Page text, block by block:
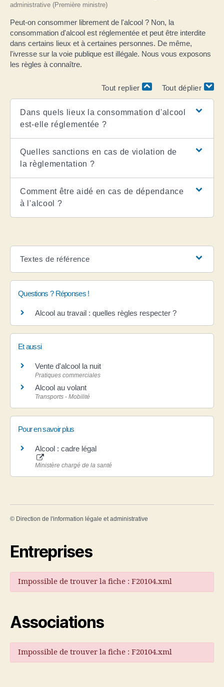
administrative (Première ministre)
Peut-on consommer librement de l'alcool ? Non, la
consommation d'alcool est réglementée et peut être interdite
dans certains lieux et à certaines personnes. De même,
l'ivresse sur la voie publique est illégale. Nous vous exposons
les règles à connaître.
Tout replier Tout déplier
Dans quels lieux la consommation d'alcool
est-elle réglementée ?
Quelles sanctions en cas de violation de
la règlementation ?
Comment être aidé en cas de dépendance
à l'alcool ?
Textes de référence
Questions ? Réponses !
Alcool au travail : quelles règles respecter ?
Et aussi
Vente d'alcool la nuit
Pratiques commerciales
Alcool au volant
Transports - Mobilité
Pour en savoir plus
Alcool : cadre légal
Ministère chargé de la santé
© Direction de l'information légale et administrative
Entreprises
Impossible de trouver la fiche : F20104.xml
Associations
Impossible de trouver la fiche : F20104.xml